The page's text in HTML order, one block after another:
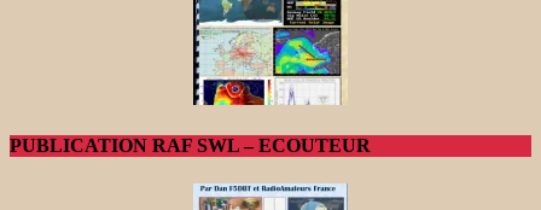
PUBLICATION RAF SWL – ECOUTEUR